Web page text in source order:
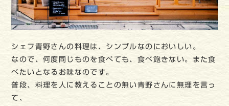
シェフ青野さんの料理は、シンプルなのにおいしい。
なので、何度同じものを食べても、食べ飽きない。また食
べたいとなるお味なのです。
普段、料理を人に教えることの無い青野さんに無理を言っ
て、